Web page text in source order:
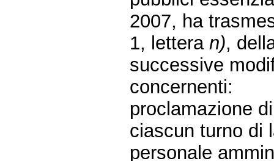
2007, ha
1, letteran),
successive
concernenti:
proclamazione
ciascun turno di
personale